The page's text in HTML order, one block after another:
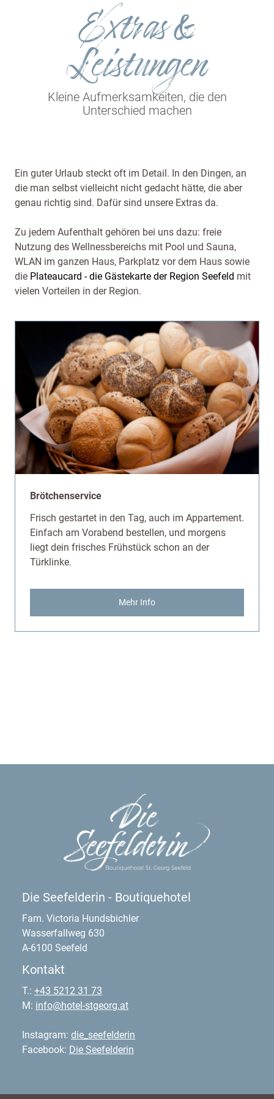
Extras &
Leistungen
Kleine Aufmerksamkeiten, die den
Unterschied machen
Ein guter Urlaub steckt oft im Detail. In den Dingen, an
die man selbst vielleicht nicht gedacht hätte, die aber
genau richtig sind. Dafür sind unsere Extras da.
Zu jedem Aufenthalt gehören bei uns dazu: freie
Nutzung des Wellnessbereichs mit Pool und Sauna,
WLAN im ganzen Haus, Parkplatz vor dem Haus sowie
die Plateaucard - die Gästekarte der Region Seefeld mit
vielen Vorteilen in der Region.
Brötchenservice
Frisch gestartet in den Tag, auch im Appartement.
Einfach am Vorabend bestellen, und morgens
liegt dein frisches Frühstück schon an der
Türklinke.
Mehr Info
Die Seefelderin - Boutiquehotel
Fam. Victoria Hundsbichler
Wasserfallweg 630
A-6100 Seefeld
Kontakt
T.: +43 5212 31 73
M: info@hotel-stgeorg.at
Instagram: die_seefelderin
Facebook: Die Seefelderin